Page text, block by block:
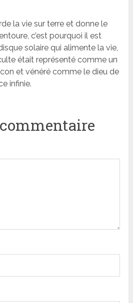
la vie sur terre et donne le
c’est pourquoi il est
solaire qui alimente la vie,
était représenté comme un
et vénéré comme le dieu de
infinie.